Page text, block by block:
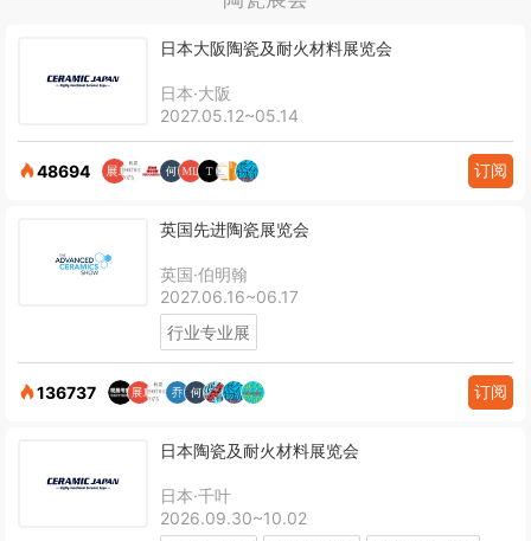
日本大阪陶瓷及耐火材料展览会
日本·大阪
2027.05.12~05.14
48694 订阅
英国先进陶瓷展览会
英国·伯明翰
2027.06.16~06.17
行业专业展
136737 订阅
日本陶瓷及耐火材料展览会
日本·千叶
2026.09.30~10.02